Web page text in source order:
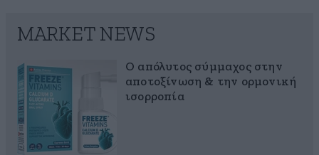
MARKET NEWS
Ο απόλυτος σύμμαχος στην
αποτοξίνωση & την ορμονική
ισορροπία